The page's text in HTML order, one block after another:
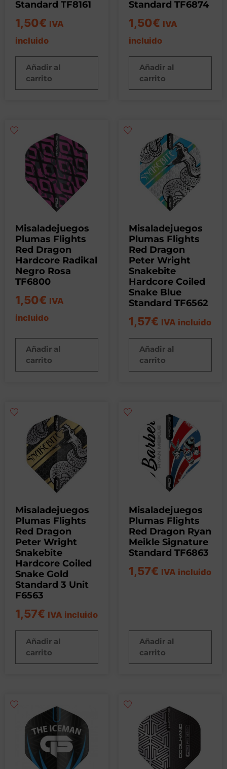
Standard TF8161
1,50€ IVA
incluido
Añadir al
carrito
Standard TF6874
1,50€ IVA
incluido
Añadir al
carrito
Misaladejuegos
Plumas Flights
Red Dragon
Hardcore Radikal
Negro Rosa
TF6800
1,50€ IVA
incluido
Añadir al
carrito
Misaladejuegos
Plumas Flights
Red Dragon
Peter Wright
Snakebite
Hardcore Coiled
Snake Blue
Standard TF6562
1,57€ IVA incluido
Añadir al
carrito
Misaladejuegos
Plumas Flights
Red Dragon
Peter Wright
Snakebite
Hardcore Coiled
Snake Gold
Standard 3 Unit
F6563
1,57€ IVA incluido
Añadir al
carrito
Misaladejuegos
Plumas Flights
Red Dragon Ryan
Meikle Signature
Standard TF6863
1,57€ IVA incluido
Añadir al
carrito